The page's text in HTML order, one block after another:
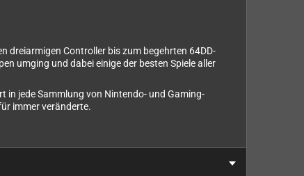
dreiarmigen Controller bis zum begehrten 64DD-
umging und dabei einige der besten Spiele aller
in jede Sammlung von Nintendo- und Gaming-
immer veränderte.